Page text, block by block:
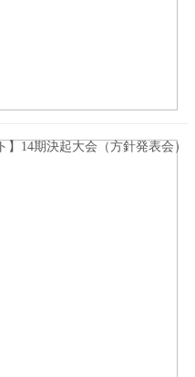
】14期決起大会（方針発表会）